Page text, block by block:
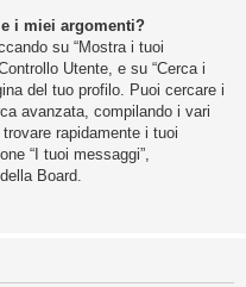
i miei argomenti?
su “Mostra i tuoi
Utente, e su “Cerca i
del tuo profilo. Puoi cercare i
avanzata, compilando i vari
rapidamente i tuoi
“I tuoi messaggi”,
Board.